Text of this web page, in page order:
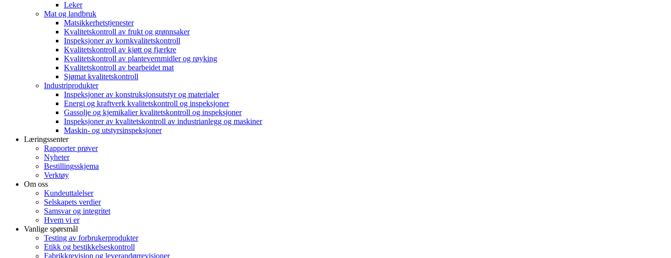
Leker
Mat og landbruk
Matsikkerhetstjenester
Kvalitetskontroll av frukt og grønnsaker
Inspeksjoner av kornkvalitetskontroll
Kvalitetskontroll av kjøtt og fjærkre
Kvalitetskontroll av plantevernmidler og røyking
Kvalitetskontroll av bearbeidet mat
Sjømat kvalitetskontroll
Industriprodukter
Inspeksjoner av konstruksjonsutstyr og materialer
Energi og kraftverk kvalitetskontroll og inspeksjoner
Gassolje og kjemikalier kvalitetskontroll og inspeksjoner
Inspeksjoner av kvalitetskontroll av industrianlegg og maskiner
Maskin- og utstyrsinspeksjoner
Læringssenter
Rapporter prøver
Nyheter
Bestillingsskjema
Verktøy
Om oss
Kundeuttalelser
Selskapets verdier
Samsvar og integritet
Hvem vi er
Vanlige spørsmål
Testing av forbrukerprodukter
Etikk og bestikkelseskontroll
Fabrikkrevisjon og leverandørrevisjoner